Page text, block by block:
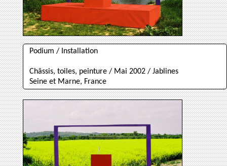
Podium / Installation
Châssis, toiles, peinture / Mai 2002 / Jablines
Seine et Marne, France